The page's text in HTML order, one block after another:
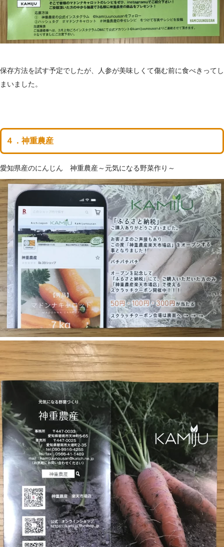
保存方法を試す予定でしたが、人参が美味しくて傷む前に食べきってし
まいました。
４．神重農産
愛知県産のにんじん 神重農産～元気になる野菜作り～